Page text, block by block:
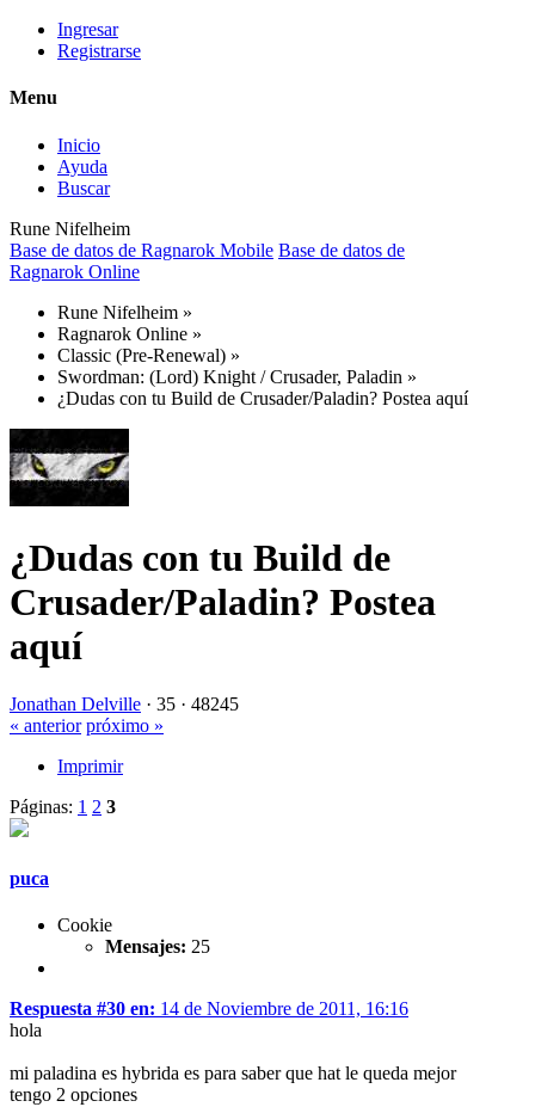
Ingresar
Registrarse
Menu
Inicio
Ayuda
Buscar
Rune Nifelheim
Base de datos de Ragnarok Mobile Base de datos de
Ragnarok Online
Rune Nifelheim »
Ragnarok Online »
Classic (Pre-Renewal) »
Swordman: (Lord) Knight / Crusader, Paladin »
¿Dudas con tu Build de Crusader/Paladin? Postea aquí
¿Dudas con tu Build de
Crusader/Paladin? Postea
aquí
Jonathan Delville · 35 · 48245
« anterior próximo »
Imprimir
Páginas: 1 2 3
puca
Cookie
Mensajes: 25
Respuesta #30 en: 14 de Noviembre de 2011, 16:16
hola
mi paladina es hybrida es para saber que hat le queda mejor
tengo 2 opciones